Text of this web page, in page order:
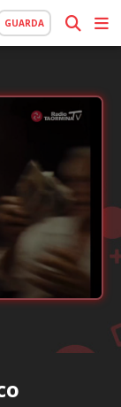
GUARDA